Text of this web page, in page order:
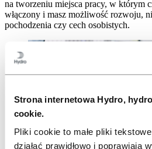
Strona internetowa Hydro,
cookie.
Pliki cookie to małe pliki
działać prawidłowo i poprawiają
na tworzeniu miejsca pracy, w którym
włączony i masz możliwość rozwoju,
pochodzenia czy cech osobistych.